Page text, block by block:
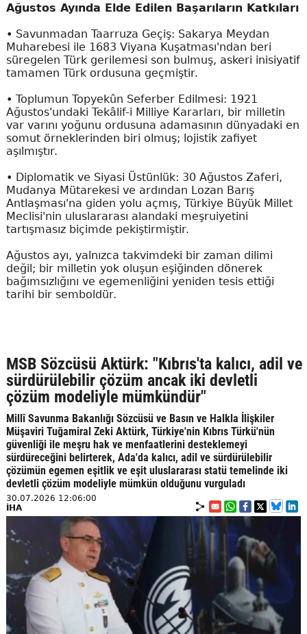
Ağustos Ayında Elde Edilen Başarıların Katkıları
• Savunmadan Taarruza Geçiş: Sakarya Meydan
Muharebesi ile 1683 Viyana Kuşatması'ndan beri
süregelen Türk gerilemesi son bulmuş, askeri inisiyatif
tamamen Türk ordusuna geçmiştir.
• Toplumun Topyekûn Seferber Edilmesi: 1921
Ağustos'undaki Tekâlif-i Milliye Kararları, bir milletin
var varını yoğunu ordusuna adamasının dünyadaki en
somut örneklerinden biri olmuş; lojistik zafiyet
aşılmıştır.
• Diplomatik ve Siyasi Üstünlük: 30 Ağustos Zaferi,
Mudanya Mütarekesi ve ardından Lozan Barış
Antlaşması'na giden yolu açmış, Türkiye Büyük Millet
Meclisi'nin uluslararası alandaki meşruiyetini
tartışmasız biçimde pekiştirmiştir.
Ağustos ayı, yalnızca takvimdeki bir zaman dilimi
değil; bir milletin yok oluşun eşiğinden dönerek
bağımsızlığını ve egemenliğini yeniden tesis ettiği
tarihi bir semboldür.
MSB Sözcüsü Aktürk: "Kıbrıs'ta kalıcı, adil ve
sürdürülebilir çözüm ancak iki devletli
çözüm modeliyle mümkündür"
Millî Savunma Bakanlığı Sözcüsü ve Basın ve Halkla İlişkiler
Müşaviri Tuğamiral Zeki Aktürk, Türkiye'nin Kıbrıs Türkü'nün
güvenliği ile meşru hak ve menfaatlerini desteklemeyi
sürdüreceğini belirterek, Ada'da kalıcı, adil ve sürdürülebilir
çözümün egemen eşitlik ve eşit uluslararası statü temelinde iki
devletli çözüm modeliyle mümkün olduğunu vurguladı
30.07.2026 12:06:00
İHA